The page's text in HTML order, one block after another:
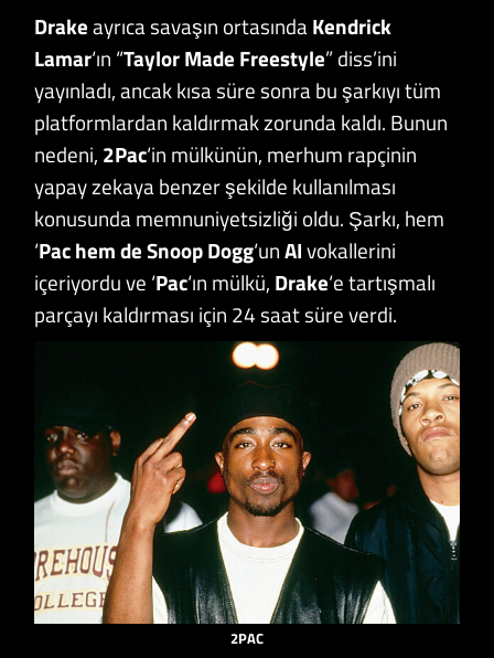
Drakeayrıca savaşın ortasındaKendrick
Lamar‘ın “Taylor Made Freestyle” diss’ini
yayınladı, ancak kısa süre sonra bu şarkıyı tüm
platformlardan kaldırmak zorunda kaldı. Bunun
nedeni, 2Pac‘in mülkünün, merhum rapçinin
yapay zekaya benzer şekilde kullanılması
konusunda memnuniyetsizliği oldu. Şarkı, hem
‘Pac hem de Snoop Dogg‘unAIvokallerini
içeriyordu ve ‘Pac‘ın mülkü, Drake‘e tartışmalı
parçayı kaldırması için 24 saat süre verdi.
2PAC